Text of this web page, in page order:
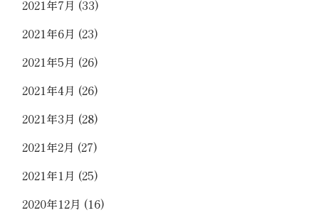
2021年7月 (33)
2021年6月 (23)
2021年5月 (26)
2021年4月 (26)
2021年3月 (28)
2021年2月 (27)
2021年1月 (25)
2020年12月 (16)